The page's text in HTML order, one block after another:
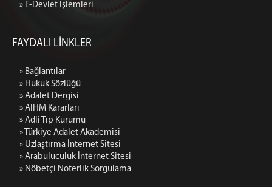
» E-Devlet İşlemleri
FAYDALI LİNKLER
» Bağlantılar
» Hukuk Sözlüğü
» Adalet Dergisi
» AİHM Kararları
» Adli Tıp Kurumu
» Türkiye Adalet Akademisi
» Uzlaştırma İnternet Sitesi
» Arabuluculuk İnternet Sitesi
» Nöbetçi Noterlik Sorgulama